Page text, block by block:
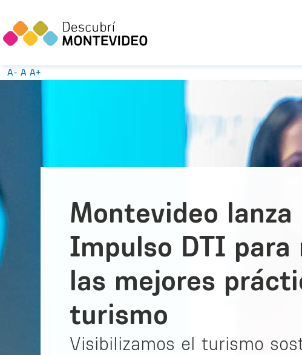
A- A A+
Montevideo
Impulso DTI para
las mejores
turismo
Visibilizamos el turismo